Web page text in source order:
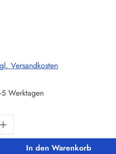
Versandkosten
Werktagen
Gib den
In den Warenkorb